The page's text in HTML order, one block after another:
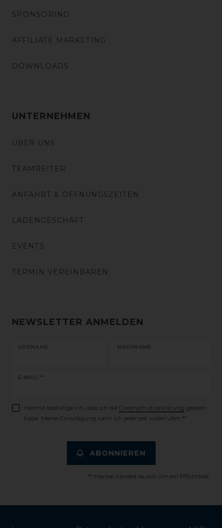
SPONSORING
AFFILIATE MARKETING
DOWNLOADS
UNTERNEHMEN
ÜBER UNS
TEAMREITER
ANFAHRT & ÖFFNUNGSZEITEN
LADENGESCHÄFT
EVENTS
TERMIN VEREINBAREN
NEWSLETTER ANMELDEN
VORNAME NACHNAME
E-MAIL **
Newsletter
Hiermit bestätige ich, dass ich die Daten­schutz­erklärung gelesen
habe. Meine Einwilligung kann ich jederzeit widerrufen.**
ABONNIEREN
** Hierbei handelt es sich um ein Pflichtfeld.